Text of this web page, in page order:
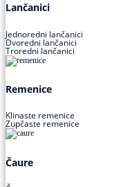
Lančanici
Jednoredni lančanici
Dvoredni lančanici
Troredni lančanici
Remenice
Klinaste remenice
Zupčaste remenice
Čaure